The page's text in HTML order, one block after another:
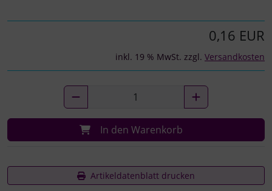
0,16 EUR
inkl. 19 % MwSt. zzgl. Versandkosten
In den Warenkorb
Artikeldatenblatt drucken